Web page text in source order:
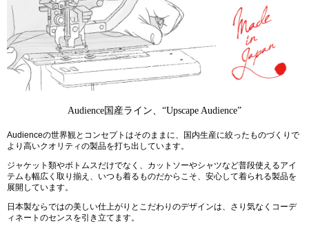
Audience国産ライン、“Upscape Audience”
Audienceの世界観とコンセプトはそのままに、国内生産に絞ったものづくりで
より高いクオリティの製品を打ち出しています。
ジャケット類やボトムスだけでなく、カットソーやシャツなど普段使えるアイ
テムも幅広く取り揃え、いつも着るものだからこそ、安心して着られる製品を
展開しています。
日本製ならではの美しい仕上がりとこだわりのデザインは、さり気なくコーデ
ィネートのセンスを引き立てます。